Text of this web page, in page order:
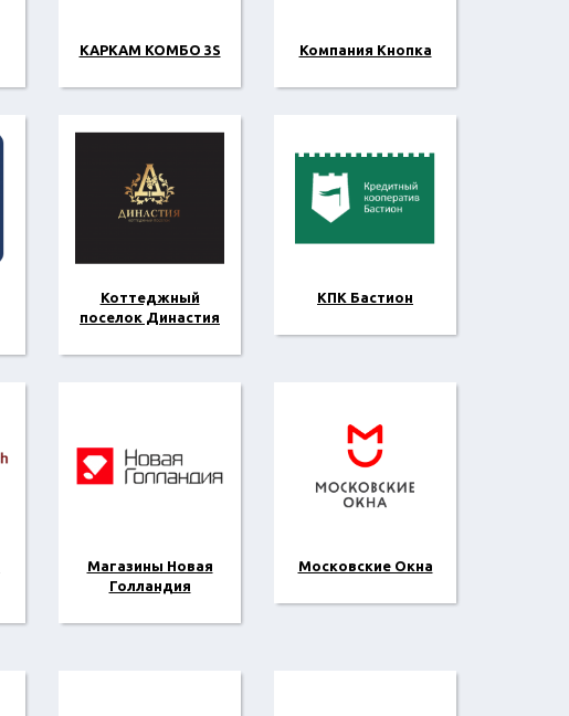
КАРКАМ КОМБО 3S Компания Кнопка
Коттеджный
поселок Династия
КПК Бастион
Магазины Новая
Голландия
Московские Окна